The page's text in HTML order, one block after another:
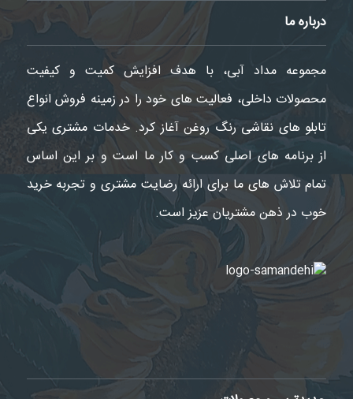
درباره ما
مجموعه مداد آبی، با هدف افزایش کمیت و کیفیت
محصولات داخلی، فعالیت های خود را در زمینه فروش انواع
تابلو های نقاشی رنگ روغن آغاز کرد. خدمات مشتری یکی
از برنامه های اصلی کسب و کار ما است و بر این اساس
تمام تلاش های ما برای ارائه رضایت مشتری و تجربه خرید
خوب در ذهن مشتریان عزیز است.